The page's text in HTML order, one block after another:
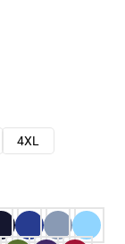
4XL